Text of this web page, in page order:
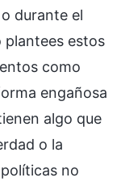
durante el
plantees estos
como
engañosa
algo que
o la
no